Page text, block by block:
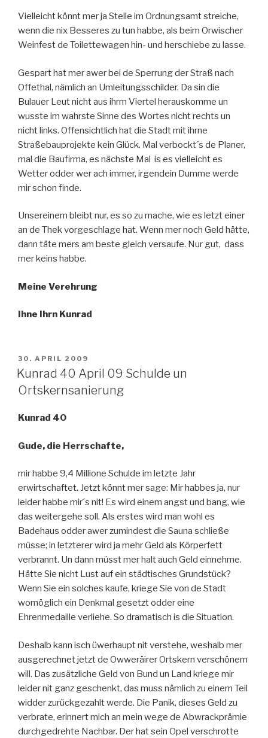
Vielleicht könnt mer ja Stelle im Ordnungsamt streiche,
wenn die nix Besseres zu tun habbe, als beim Orwischer
Weinfest de Toilettewagen hin- und herschiebe zu lasse.
Gespart hat mer awer bei de Sperrung der Straß nach
Offethal, nämlich an Umleitungsschilder. Da sin die
Bulauer Leut nicht aus ihrm Viertel herauskomme un
wusste im wahrste Sinne des Wortes nicht rechts un
nicht links. Offensichtlich hat die Stadt mit ihrne
Straßebauprojekte kein Glück. Mal verbockt´s de Planer,
mal die Baufirma, es nächste Mal is es vielleicht es
Wetter odder wer ach immer, irgendein Dumme werde
mir schon finde.
Unsereinem bleibt nur, es so zu mache, wie es letzt einer
an de Thek vorgeschlage hat. Wenn mer noch Geld hätte,
dann täte mers am beste gleich versaufe. Nur gut, dass
mer keins habbe.
Meine Verehrung
Ihne Ihrn Kunrad
VERÖFFENTLICHT
AM
30. APRIL 2009
Kunrad 40 April 09 Schulde un
Ortskernsanierung
Kunrad 40
Gude, die Herrschafte,
mir habbe 9,4 Millione Schulde im letzte Jahr
erwirtschaftet. Jetzt könnt mer sage: Mir habbes ja, nur
leider habbe mir´s nit! Es wird einem angst und bang, wie
das weitergehe soll. Als erstes wird man wohl es
Badehaus odder awer zumindest die Sauna schließe
müsse; in letzterer wird ja mehr Geld als Körperfett
verbrannt. Un dann müsst mer halt auch Geld einnehme.
Hätte Sie nicht Lust auf ein städtisches Grundstück?
Wenn Sie ein solches kaufe, kriege Sie von de Stadt
womöglich ein Denkmal gesetzt odder eine
Ehrenmedaille verliehe. So dramatisch is die Situation.
Deshalb kann isch üwerhaupt nit verstehe, weshalb mer
ausgerechnet jetzt de Owweräirer Ortskern verschönern
will. Das zusätzliche Geld von Bund un Land kriege mir
leider nit ganz geschenkt, das muss nämlich zu einem Teil
widder zurückgezahlt werde. Die Panik, dieses Geld zu
verbrate, erinnert mich an mein wege de Abwrackprämie
durchgedrehte Nachbar. Der hat sein Opel verschrotte